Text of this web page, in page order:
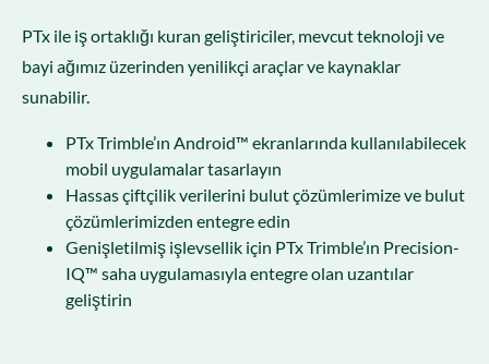
PTx ile iş ortaklığı kuran geliştiriciler, mevcut teknoloji ve
bayi ağımız üzerinden yenilikçi araçlar ve kaynaklar
sunabilir.
PTx Trimble’ın Android™ ekranlarında kullanılabilecek
mobil uygulamalar tasarlayın
Hassas çiftçilik verilerini bulut çözümlerimize ve bulut
çözümlerimizden entegre edin
Genişletilmiş işlevsellik için PTx Trimble’ın Precision-
IQ™ saha uygulamasıyla entegre olan uzantılar
geliştirin